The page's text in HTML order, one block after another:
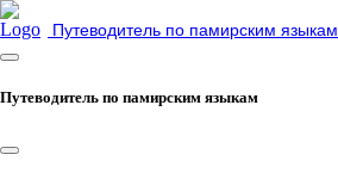
Путеводитель по памирским языкам
Путеводитель по памирским языкам